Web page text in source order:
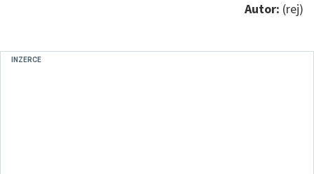
Autor: (rej)
INZERCE